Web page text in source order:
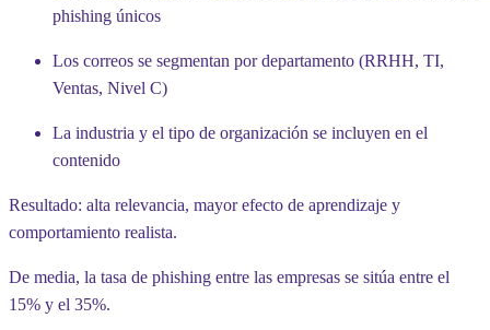
phishing únicos
Los correos se segmentan por departamento (RRHH, TI,
Ventas, Nivel C)
La industria y el tipo de organización se incluyen en el
contenido
Resultado: alta relevancia, mayor efecto de aprendizaje y
comportamiento realista.
De media, la tasa de phishing entre las empresas se sitúa entre el
15% y el 35%.